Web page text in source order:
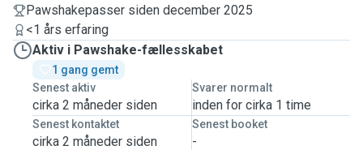
Pawshakepasser siden december 2025
<1 års erfaring
Aktiv i Pawshake-fællesskabet
1 gang gemt
Senest aktiv
cirka 2 måneder siden
Svarer normalt
inden for cirka 1 time
Senest kontaktet
cirka 2 måneder siden
Senest booket
-